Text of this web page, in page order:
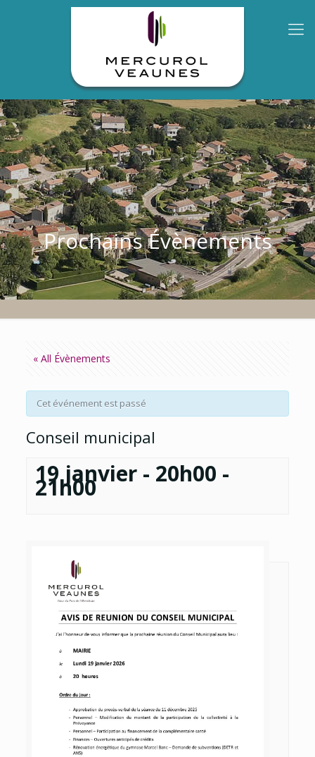
Prochains Évènements
« All Évènements
Cet événement est passé
Conseil municipal
19 janvier - 20h00 -
21h00